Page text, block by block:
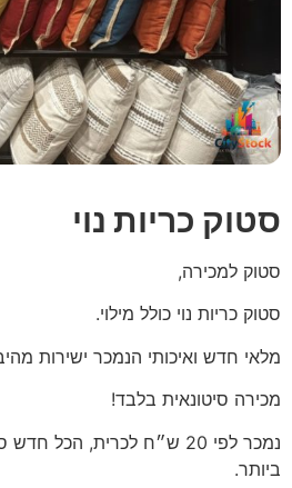
סטוק כריות נוי
סטוק למכירה,
סטוק כריות נוי כולל מילוי.
מלאי חדש ואיכותי הנמכר ישירות
מכירה סיטונאית בלבד!
נמכר לפי 20 ש״ח לכרית,
ביותר.